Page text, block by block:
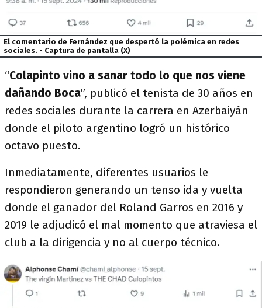
El comentario de Fernández que despertó la polémica en redes
sociales. - Captura de pantalla (X)
“Colapinto vino a sanar todo lo que nos viene
dañando Boca”, publicó el tenista de 30 años en
redes sociales durante la carrera en Azerbaiyán
donde el piloto argentino logró un histórico
octavo puesto.
Inmediatamente, diferentes usuarios le
respondieron generando un tenso ida y vuelta
donde el ganador del Roland Garros en 2016 y
2019 le adjudicó el mal momento que atraviesa el
club a la dirigencia y no al cuerpo técnico.